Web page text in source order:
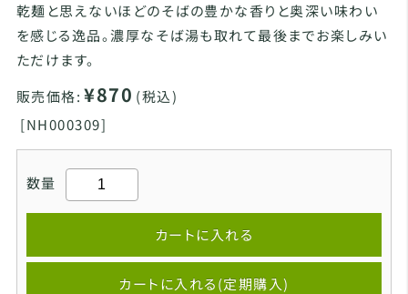
乾麺と思えないほどのそばの豊かな香りと奥深い味わい
を感じる逸品。濃厚なそば湯も取れて最後までお楽しみい
ただけます。
販売価格: ¥870 (税込)
[NH000309]
数量
カートに入れる
カートに入れる(定期購入)